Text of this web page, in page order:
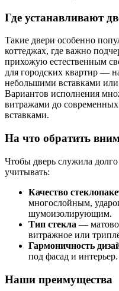
Где устанавливают
Такие двери особенно
коттеджах, где важно
прихожую естественным
для городских квартир —
небольшими вставками
Вариантов исполнения
витражами до
вставками.
На что обратить
Чтобы дверь служила
учитывать:
Качество
многослойным,
шумоизолирующим.
Тип стекла —
витражное или
Гармоничность
под фасад и интерьер.
Наши преимущества